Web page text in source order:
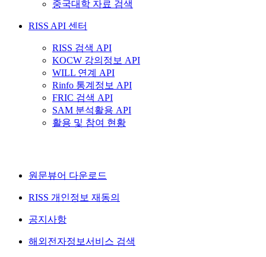
중국대학 자료 검색
RISS API 센터
RISS 검색 API
KOCW 강의정보 API
WILL 연계 API
Rinfo 통계정보 API
FRIC 검색 API
SAM 분석활용 API
활용 및 참여 현황
원문뷰어 다운로드
RISS 개인정보 재동의
공지사항
해외전자정보서비스 검색